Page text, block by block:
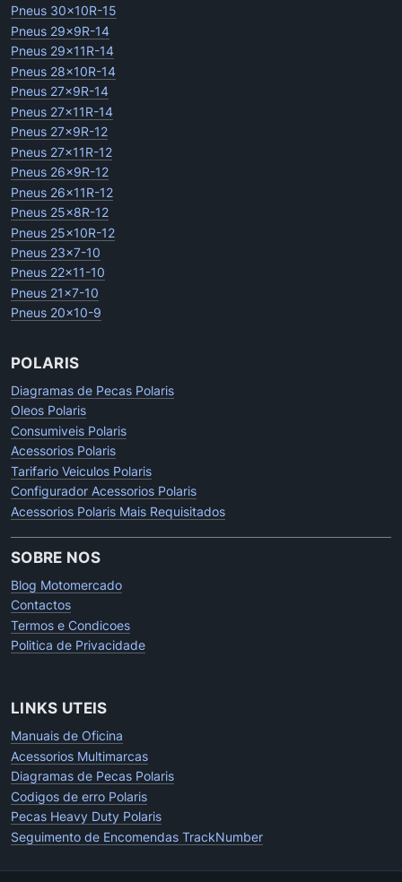
Pneus 30x10R-15
Pneus 29x9R-14
Pneus 29x11R-14
Pneus 28x10R-14
Pneus 27x9R-14
Pneus 27x11R-14
Pneus 27x9R-12
Pneus 27x11R-12
Pneus 26x9R-12
Pneus 26x11R-12
Pneus 25x8R-12
Pneus 25x10R-12
Pneus 23x7-10
Pneus 22x11-10
Pneus 21x7-10
Pneus 20x10-9
POLARIS
Diagramas de Pecas Polaris
Oleos Polaris
Consumiveis Polaris
Acessorios Polaris
Tarifario Veiculos Polaris
Configurador Acessorios Polaris
Acessorios Polaris Mais Requisitados
SOBRE NOS
Blog Motomercado
Contactos
Termos e Condicoes
Politica de Privacidade
LINKS UTEIS
Manuais de Oficina
Acessorios Multimarcas
Diagramas de Pecas Polaris
Codigos de erro Polaris
Pecas Heavy Duty Polaris
Seguimento de Encomendas TrackNumber